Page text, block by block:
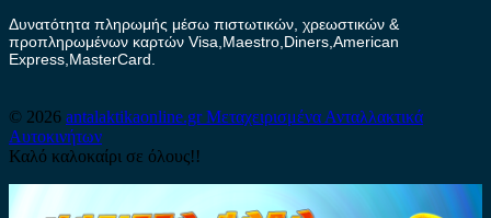
Δυνατότητα πληρωμής μέσω πιστωτικών, χρεωστικών &
προπληρωμένων καρτών Visa,Maestro,Diners,American
Express,MasterCard.
© 2026 antalaktikaonline.grΜεταχειρισμένα Ανταλλακτικά
Αυτοκινήτων
Καλό καλοκαίρι σε όλους!!